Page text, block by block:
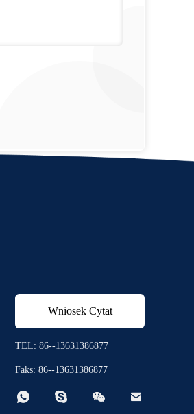
Wniosek Cytat
TEL: 86--13631386877
Faks: 86--13631386877
   